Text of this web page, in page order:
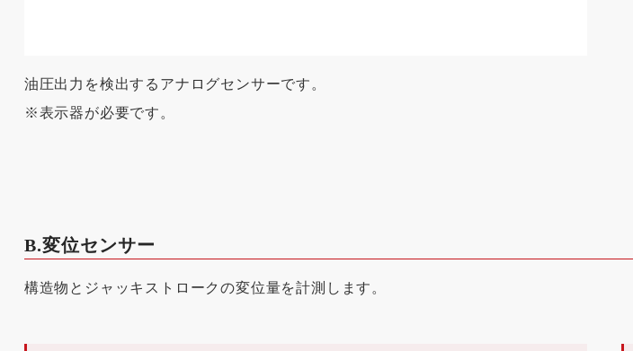
油圧出力を検出するアナログセンサーです。
※表示器が必要です。
B.変位センサー
構造物とジャッキストロークの変位量を計測します。